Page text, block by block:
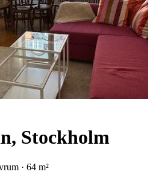
Stockholm
· 64 m²